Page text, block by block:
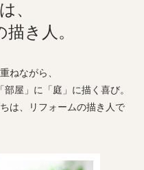
、
き人。
ねながら、
屋」に「庭」に描く喜び。
は、リフォームの描き人で